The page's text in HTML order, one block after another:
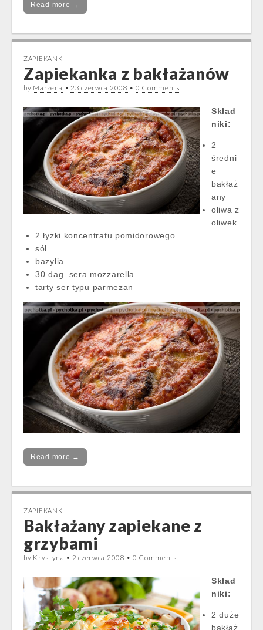
Read more →
ZAPIEKANKI
Zapiekanka z bakłażanów
by Marzena •23 czerwca 2008 • 0 Comments
Skład
niki:
2
średni
e
bakłaż
any
oliwa z
oliwek
2 łyżki koncentratu pomidorowego
sól
bazylia
30 dag. sera mozzarella
tarty ser typu parmezan
Read more →
ZAPIEKANKI
Bakłażany zapiekane z
grzybami
by Krystyna • 2 czerwca 2008 • 0 Comments
Skład
niki:
2 duże
bakłaż